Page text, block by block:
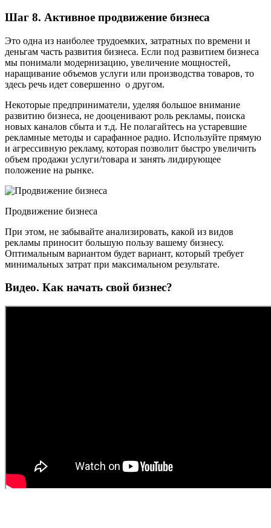
Шаг 8. Активное продвижение бизнеса
Это одна из наиболее трудоемких, затратных по времени и
деньгам часть развития бизнеса. Если под развитием бизнеса
мы понимали модернизацию, увеличение мощностей,
наращивание объемов услуги или производства товаров, то
здесь речь идет совершенно о другом.
Некоторые предприниматели, уделяя большое внимание
развитию бизнеса, не дооценивают роль рекламы, поиска
новых каналов сбыта и т.д. Не полагайтесь на устаревшие
рекламные методы и сарафанное радио. Используйте прямую
и агрессивную рекламу, которая позволит быстро увеличить
объем продажи услуги/товара и занять лидирующее
положение на рынке.
Продвижение бизнеса
При этом, не забывайте анализировать, какой из видов
рекламы приносит большую пользу вашему бизнесу.
Оптимальным вариантом будет вариант, который требует
минимальных затрат при максимальном результате.
Видео. Как начать свой бизнес?